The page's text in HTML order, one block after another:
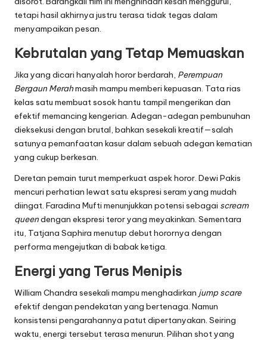
tetapi hasil akhirnya justru terasa tidak tegas dalam
menyampaikan pesan.
Kebrutalan yang Tetap Memuaskan
Jika yang dicari hanyalah horor berdarah, Perempuan
Bergaun Merahmasih mampu memberi kepuasan. Tata rias
kelas satu membuat sosok hantu tampil mengerikan dan
efektif memancing kengerian. Adegan-adegan pembunuhan
dieksekusi dengan brutal, bahkan sesekali kreatif—salah
satunya pemanfaatan kasur dalam sebuah adegan kematian
yang cukup berkesan.
Deretan pemain turut memperkuat aspek horor. Dewi Pakis
mencuri perhatian lewat satu ekspresi seram yang mudah
diingat. Faradina Mufti menunjukkan potensi sebagai scream
queendengan ekspresi teror yang meyakinkan. Sementara
itu, Tatjana Saphira menutup debut horornya dengan
performa mengejutkan di babak ketiga.
Energi yang Terus Menipis
William Chandra sesekali mampu menghadirkan jump scare
efektif dengan pendekatan yang bertenaga. Namun
konsistensi pengarahannya patut dipertanyakan. Seiring
waktu, energi tersebut terasa menurun. Pilihan shot yang